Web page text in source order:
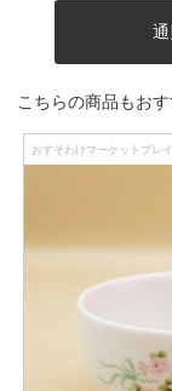
こちらの商品もおす
おすそわけマーケットプレ